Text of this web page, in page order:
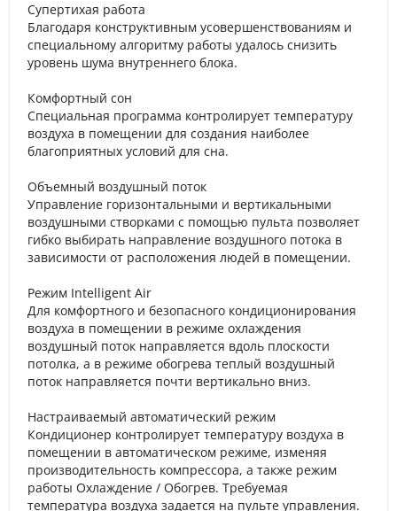
Супертихая работа
Благодаря конструктивным усовершенствованиям и
специальному алгоритму работы удалось снизить
уровень шума внутреннего блока.
Комфортный сон
Специальная программа контролирует температуру
воздуха в помещении для создания наиболее
благоприятных условий для сна.
Объемный воздушный поток
Управление горизонтальными и вертикальными
воздушными створками с помощью пульта позволяет
гибко выбирать направление воздушного потока в
зависимости от расположения людей в помещении.
Режим Intelligent Air
Для комфортного и безопасного кондиционирования
воздуха в помещении в режиме охлаждения
воздушный поток направляется вдоль плоскости
потолка, а в режиме обогрева теплый воздушный
поток направляется почти вертикально вниз.
Настраиваемый автоматический режим
Кондиционер контролирует температуру воздуха в
помещении в автоматическом режиме, изменяя
производительность компрессора, а также режим
работы Охлаждение / Обогрев. Требуемая
температура воздуха задается на пульте управления.